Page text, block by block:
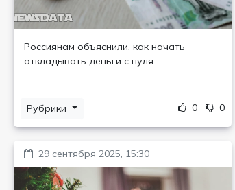
Россиянам объяснили, как начать
откладывать деньги с нуля
Рубрики 0 0
29 сентября 2025, 15:30